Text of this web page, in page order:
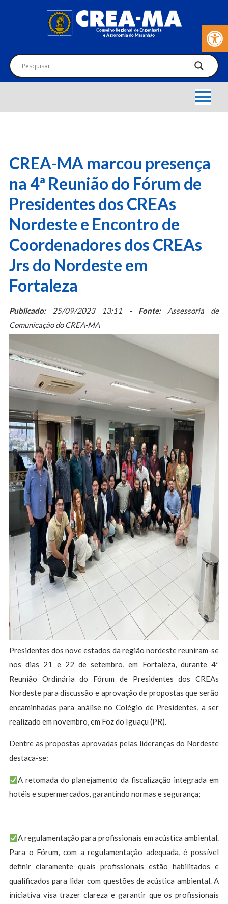
Barra de
CREA-MA marcou presença
na 4ª Reunião do Fórum de
Presidentes dos CREAs
Nordeste e Encontro de
Coordenadores dos CREAs
Jrs do Nordeste em
Fortaleza
Publicado:25/09/2023 13:11 - Fonte:Assessoria de
Comunicação do CREA-MA
Presidentes dos nove estados da região nordeste reuniram-se
nos dias 21 e 22 de setembro, em Fortaleza, durante 4ª
Reunião Ordinária do Fórum de Presidentes dos CREAs
Nordeste para discussão e aprovação de propostas que serão
encaminhadas para análise no Colégio de Presidentes, a ser
realizado em novembro, em Foz do Iguaçu (PR).
Dentre as propostas aprovadas pelas lideranças do Nordeste
destaca-se:
A retomada do planejamento da fiscalização integrada em
hotéis e supermercados, garantindo normas e segurança;
A regulamentação para profissionais em acústica ambiental.
Para o Fórum, com a regulamentação adequada, é possível
definir claramente quais profissionais estão habilitados e
qualificados para lidar com questões de acústica ambiental. A
iniciativa visa trazer clareza e garantir que os profissionais